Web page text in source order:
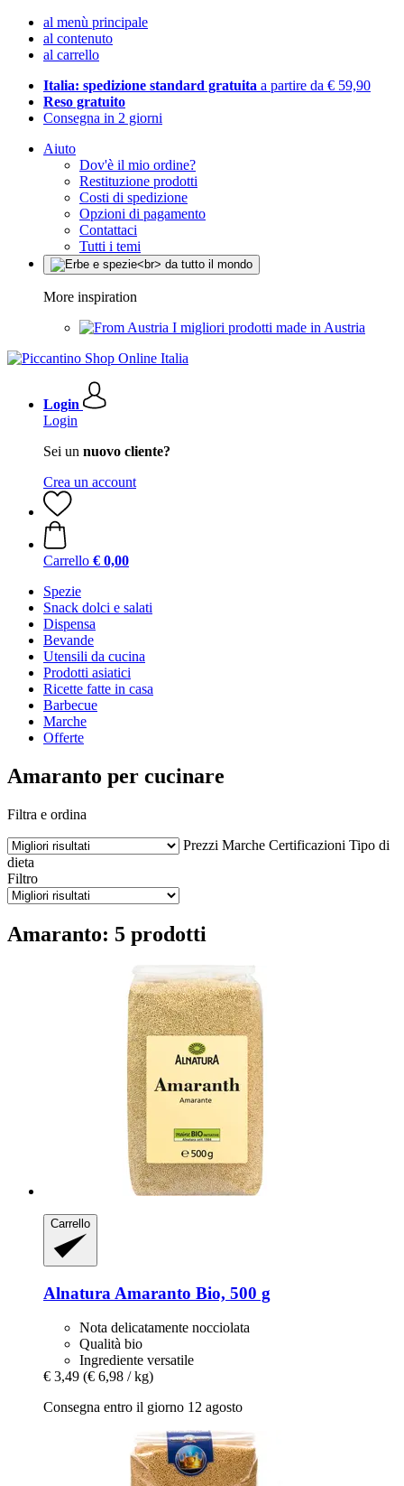
al menù principale
al contenuto
al carrello
Italia: spedizione standard gratuita a partire da € 59,90
Reso gratuito
Consegna in 2 giorni
Aiuto
Dov'è il mio ordine?
Restituzione prodotti
Costi di spedizione
Opzioni di pagamento
Contattaci
Tutti i temi
More inspiration
I migliori prodotti made in Austria
Login
Login
Sei un nuovo cliente?
Crea un account
Carrello € 0,00
Spezie
Snack dolci e salati
Dispensa
Bevande
Utensili da cucina
Prodotti asiatici
Ricette fatte in casa
Barbecue
Marche
Offerte
Amaranto per cucinare
Filtra e ordina
Prezzi Marche Certificazioni Tipo di
dieta
Filtro
Amaranto: 5 prodotti
Carrello
Alnatura Amaranto Bio, 500 g
Nota delicatamente nocciolata
Qualità bio
Ingrediente versatile
€ 3,49 (€ 6,98 / kg)
Consegna entro il giorno 12 agosto